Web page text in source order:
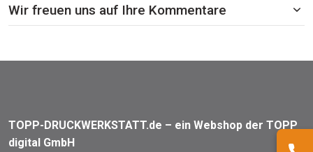
Wir freuen uns auf Ihre Kommentare
TOPP-DRUCKWERKSTATT.de – ein Webshop der TOPP
digital GmbH